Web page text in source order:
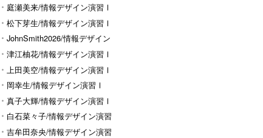
Ⅰ 庭瀬美来/情報デザイン演習Ⅰ
松下芽生/情報デザイン演習Ⅰ
JohnSmith2026/情報デザイン
演習I
津江柚花/情報デザイン演習Ⅰ
上田美空/情報デザイン演習Ⅰ
岡幸生/情報デザイン演習Ⅰ
真子大輝/情報デザイン演習Ⅰ
白石菜々子/情報デザイン演習
Ⅰ 吉牟田奈央/情報デザイン演習